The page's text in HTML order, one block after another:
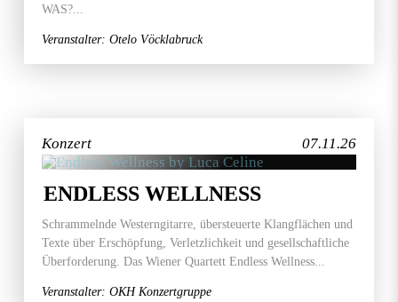
WAS?...
Veranstalter: Otelo Vöcklabruck
07.11.26
Konzert
ENDLESS WELLNESS
Schrammelnde Westerngitarre, übersteuerte Klangflächen und
Texte über Erschöpfung, Verletzlichkeit und gesellschaftliche
Überforderung. Das Wiener Quartett Endless Wellness...
Veranstalter: OKH Konzertgruppe